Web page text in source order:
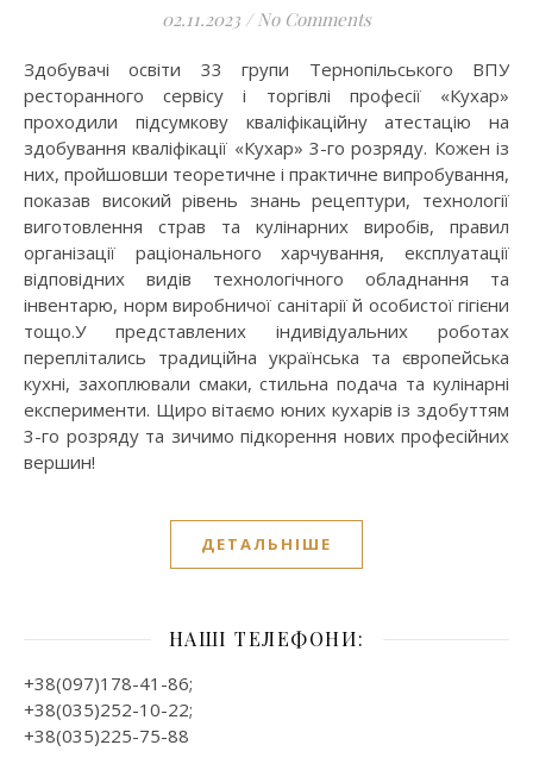
02.11.2023 / No Comments
Здобувачі освіти 33 групи Тернопільського ВПУ
ресторанного сервісу і торгівлі професії «Кухар»
проходили підсумкову кваліфікаційну атестацію на
здобування кваліфікації «Кухар» 3-го розряду. Кожен із
них, пройшовши теоретичне і практичне випробування,
показав високий рівень знань рецептури, технології
виготовлення страв та кулінарних виробів, правил
організації раціонального харчування, експлуатації
відповідних видів технологічного обладнання та
інвентарю, норм виробничої санітарії й особистої гігієни
тощо.У представлених індивідуальних роботах
переплітались традиційна українська та європейська
кухні, захоплювали смаки, стильна подача та кулінарні
експерименти. Щиро вітаємо юних кухарів із здобуттям
3-го розряду та зичимо підкорення нових професійних
вершин!
ДЕТАЛЬНІШЕ
НАШІ ТЕЛЕФОНИ:
+38(097)178-41-86;
+38(035)252-10-22;
+38(035)225-75-88